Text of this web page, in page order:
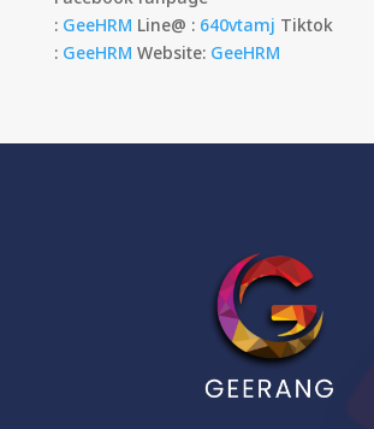
: GeeHRM Line@ : 640vtamj Tiktok
: GeeHRM Website: GeeHRM